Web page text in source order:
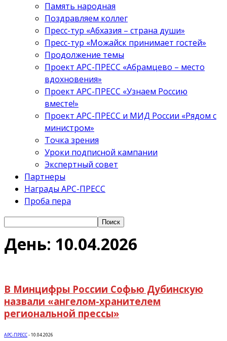
Память народная
Поздравляем коллег
Пресс-тур «Абхазия – страна души»
Пресс-тур «Можайск принимает гостей»
Продолжение темы
Проект АРС-ПРЕСС «Абрамцево – место
вдохновения»
Проект АРС-ПРЕСС «Узнаем Россию
вместе!»
Проект АРС-ПРЕСС и МИД России «Рядом с
министром»
Точка зрения
Уроки подписной кампании
Экспертный совет
Партнеры
Награды АРС-ПРЕСС
Проба пера
День: 10.04.2026
В Минцифры России Софью Дубинскую
назвали «ангелом-хранителем
региональной прессы»
АРС-ПРЕСС-10.04.2026